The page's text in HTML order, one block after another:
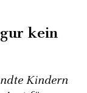
kein
Kindern